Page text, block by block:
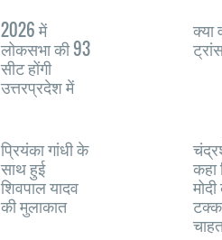
2026 में
लोकसभा की 93
सीट होंगी
उत्तरप्रदेश में
क्या
प्रियंका गांधी के
साथ हुई
शिवपाल यादव
की मुलाकात
कहा